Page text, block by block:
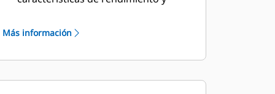
Robusto aislamiento de clase H
Más información